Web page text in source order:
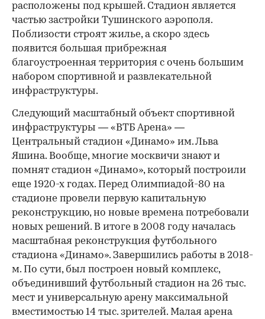
расположены под крышей. Стадион является
частью застройки Тушинского аэрополя.
Поблизости строят жилье, а скоро здесь
появится большая прибрежная
благоустроенная территория с очень большим
набором спортивной и развлекательной
инфраструктуры.
Следующий масштабный объект спортивной
инфраструктуры — «ВТБ Арена» —
Центральный стадион «Динамо» им. Льва
Яшина. Вообще, многие москвичи знают и
помнят стадион «Динамо», который построили
еще 1920-х годах. Перед Олимпиадой-80 на
стадионе провели первую капитальную
реконструкцию, но новые времена потребовали
новых решений. В итоге в 2008 году началась
масштабная реконструкция футбольного
стадиона «Динамо». Завершились работы в 2018-
м. По сути, был построен новый комплекс,
объединивший футбольный стадион на 26 тыс.
мест и универсальную арену максимальной
вместимостью 14 тыс. зрителей. Малая арена